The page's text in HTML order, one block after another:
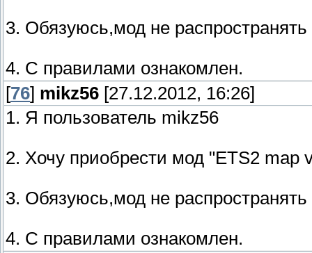
3. Обязуюсь,мод не
4. С правилами ознакомлен.
[76] mikz56 [27.12.2012, 16:26]
1. Я пользователь mikz56
2. Хочу приобрести мод "ETS2 map
3. Обязуюсь,мод не
4. С правилами ознакомлен.